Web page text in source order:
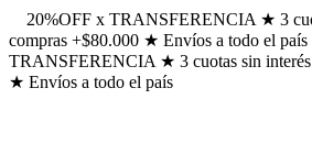
20%OFF x TRANSFERENCIA ★ 3
compras +$80.000 ★ Envíos a todo el país
TRANSFERENCIA ★ 3 cuotas sin interés
★ Envíos a todo el país